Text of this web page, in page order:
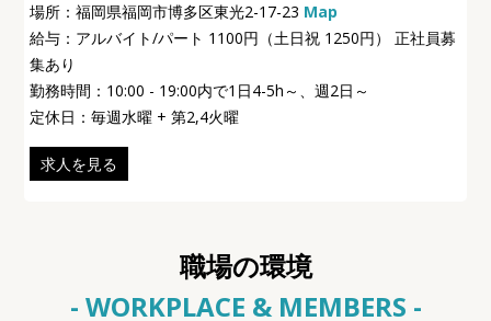
場所：福岡県福岡市博多区東光2-17-23 Map
給与：アルバイト/パート 1100円（土日祝 1250円） 正社員募
集あり
勤務時間：10:00 - 19:00内で1日4-5h～、週2日～
定休日：毎週水曜 + 第2,4火曜
求人を見る
職場の環境
- WORKPLACE & MEMBERS -